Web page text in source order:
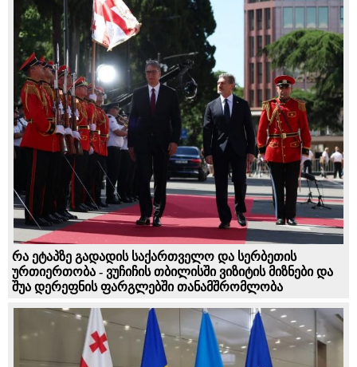
რა ეტაპზე გადადის საქართველო და სერბეთის
ურთიერთობა - ვუჩიჩის თბილისში ვიზიტის მიზნები და
შუა დერეფნის ფარგლებში თანამშრომლობა